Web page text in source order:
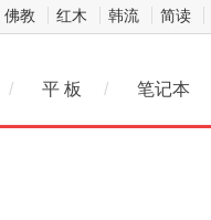
佛教 红木 韩流 简读
/ 平 板 / 笔记本